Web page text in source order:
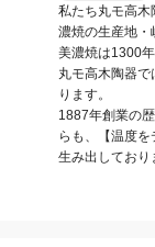
私たち丸モ高木
濃焼の生産地・
美濃焼は1300
丸モ高木陶器
ります。
1887年創業の
らも、【温度
生み出しており